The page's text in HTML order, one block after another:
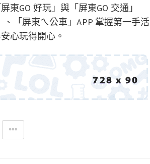
GO 好玩」與「屏東GO 交通」
、「屏東ㄟ公車」APP 掌握第一手活
心玩得開心。